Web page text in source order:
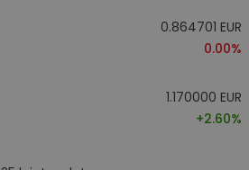
0.864701 EUR
0.00%
1.170000 EUR
+2.60%